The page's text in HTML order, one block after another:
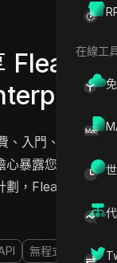
在線工
Fleak
、入門、專業或企
心暴露您的帳戶憑
劃，Fleak 都能確
無程式碼與低程